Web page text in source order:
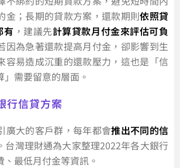
金；長期的貸款方案，還款期則依照貸
有 ，建議先計算貸款月付金來評估可負
因為急著還款提高月付金，卻影響到生
容易造成沉重的還款壓力，這也是「信
需要留意的層面。
行信貸方案
廣大的客戶群，每年都會推出不同的信
台灣理財通為大家整理2022年各大銀行
最低月付金等資訊。